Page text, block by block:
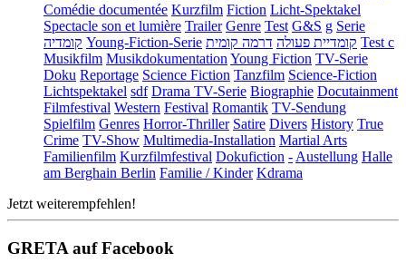
Comédie documentée Kurzfilm Fiction Licht-Spektakel
Spectacle son et lumière Trailer Genre Test G&S g Serie
קומדיה Young-Fiction-Serie קומדיית פעולה דרמה קומית
Test c
Musikfilm Musikdokumentation Young Fiction TV-Serie
Doku Reportage Science Fiction Tanzfilm Science-Fiction
Lichtspektakel sdf Drama TV-Serie Biographie Docutainment
Filmfestival Western Festival Romantik TV-Sendung
Spielfilm Genres Horror-Thriller Satire Divers History True
Crime TV-Show Multimedia-Installation Martial Arts
Familienfilm Kurzfilmfestival Dokufiction - Austellung Halle
am Berghain Berlin Familie / Kinder Kdrama
Jetzt weiterempfehlen!
GRETA auf Facebook